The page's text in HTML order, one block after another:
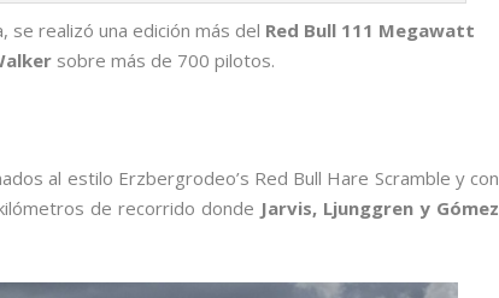
se realizó una edición más del Red Bull 111 Megawatt
sobre más de 700 pilotos.
al estilo Erzbergrodeo’s Red Bull Hare Scramble y con
de recorrido donde Jarvis, Ljunggren y Gómez